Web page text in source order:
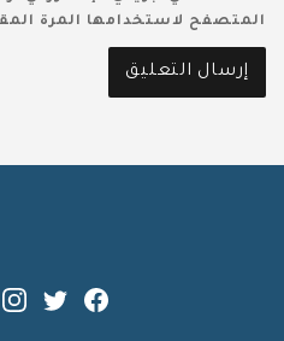
المتصفح لاستخدامها المرة